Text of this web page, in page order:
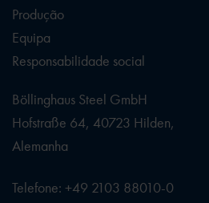
Produção
Equipa
Responsabilidade social
Böllinghaus Steel GmbH
Hofstraße 64, 40723 Hilden,
Alemanha
Telefone: +49 2103 88010-0